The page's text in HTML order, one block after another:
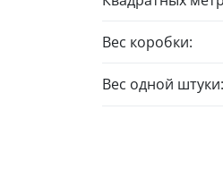
Вес коробки:
Вес одной штуки: